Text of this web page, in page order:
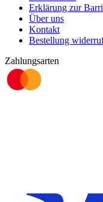
Erklärung zur
Über uns
Kontakt
Bestellung
Zahlungsarten